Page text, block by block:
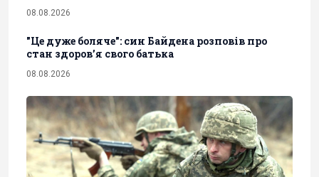
08.08.2026
"Це дуже боляче": син Байдена розповів про
стан здоров’я свого батька
08.08.2026